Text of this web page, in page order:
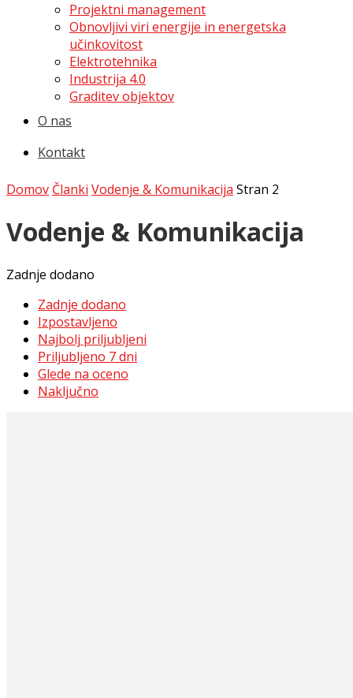
Projektni management
Obnovljivi viri energije in energetska
učinkovitost
Elektrotehnika
Industrija 4.0
Graditev objektov
O nas
Kontakt
Domov Članki Vodenje & Komunikacija Stran 2
Vodenje & Komunikacija
Zadnje dodano
Zadnje dodano
Izpostavljeno
Najbolj priljubljeni
Priljubljeno 7 dni
Glede na oceno
Naključno